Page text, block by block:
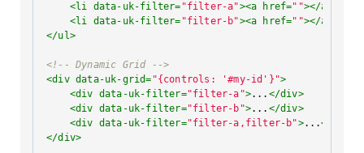
<li data-uk-filter= "filter-a"><a href=""></a
<li data-uk-filter= "filter-b"><a href=""></a
</ul>
<!-- Dynamic Grid -->
<div data-uk-grid= "{controls: '#my-id'}">
<div data-uk-filter="filter-a">... </div>
<div data-uk-filter="filter-b">... </div>
<div data-uk-filter="filter-a,filter-b">...</
</div>